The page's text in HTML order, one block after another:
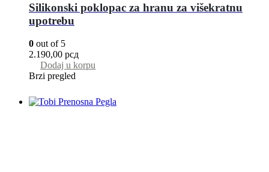
Silikonski poklopac za hranu za višekratnu
upotrebu
0 out of 5
2.190,00 рсд
Dodaj u korpu
Brzi pregled